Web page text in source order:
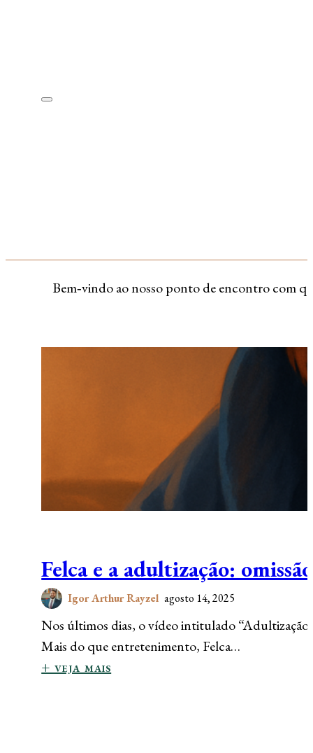
Bem‑vindo ao nosso ponto de encontro com
Felca e a adultização:
Igor Arthur Rayzel agosto 14, 2025
Nos últimos dias, o vídeo intitulado
Mais do que entretenimento, Felca…
+ veja mais